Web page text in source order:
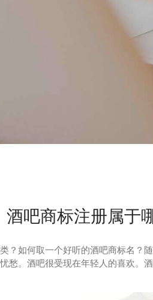
酒吧商标注册属于
？如何取一个好听的酒吧商标名？
愁。酒吧很受现在年轻人的喜欢。